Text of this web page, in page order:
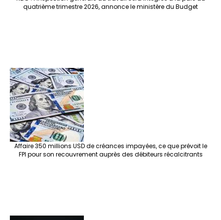
quatrième trimestre 2026, annonce le ministère du Budget
Affaire 350 millions USD de créances impayées, ce que prévoit le
FPI pour son recouvrement auprès des débiteurs récalcitrants